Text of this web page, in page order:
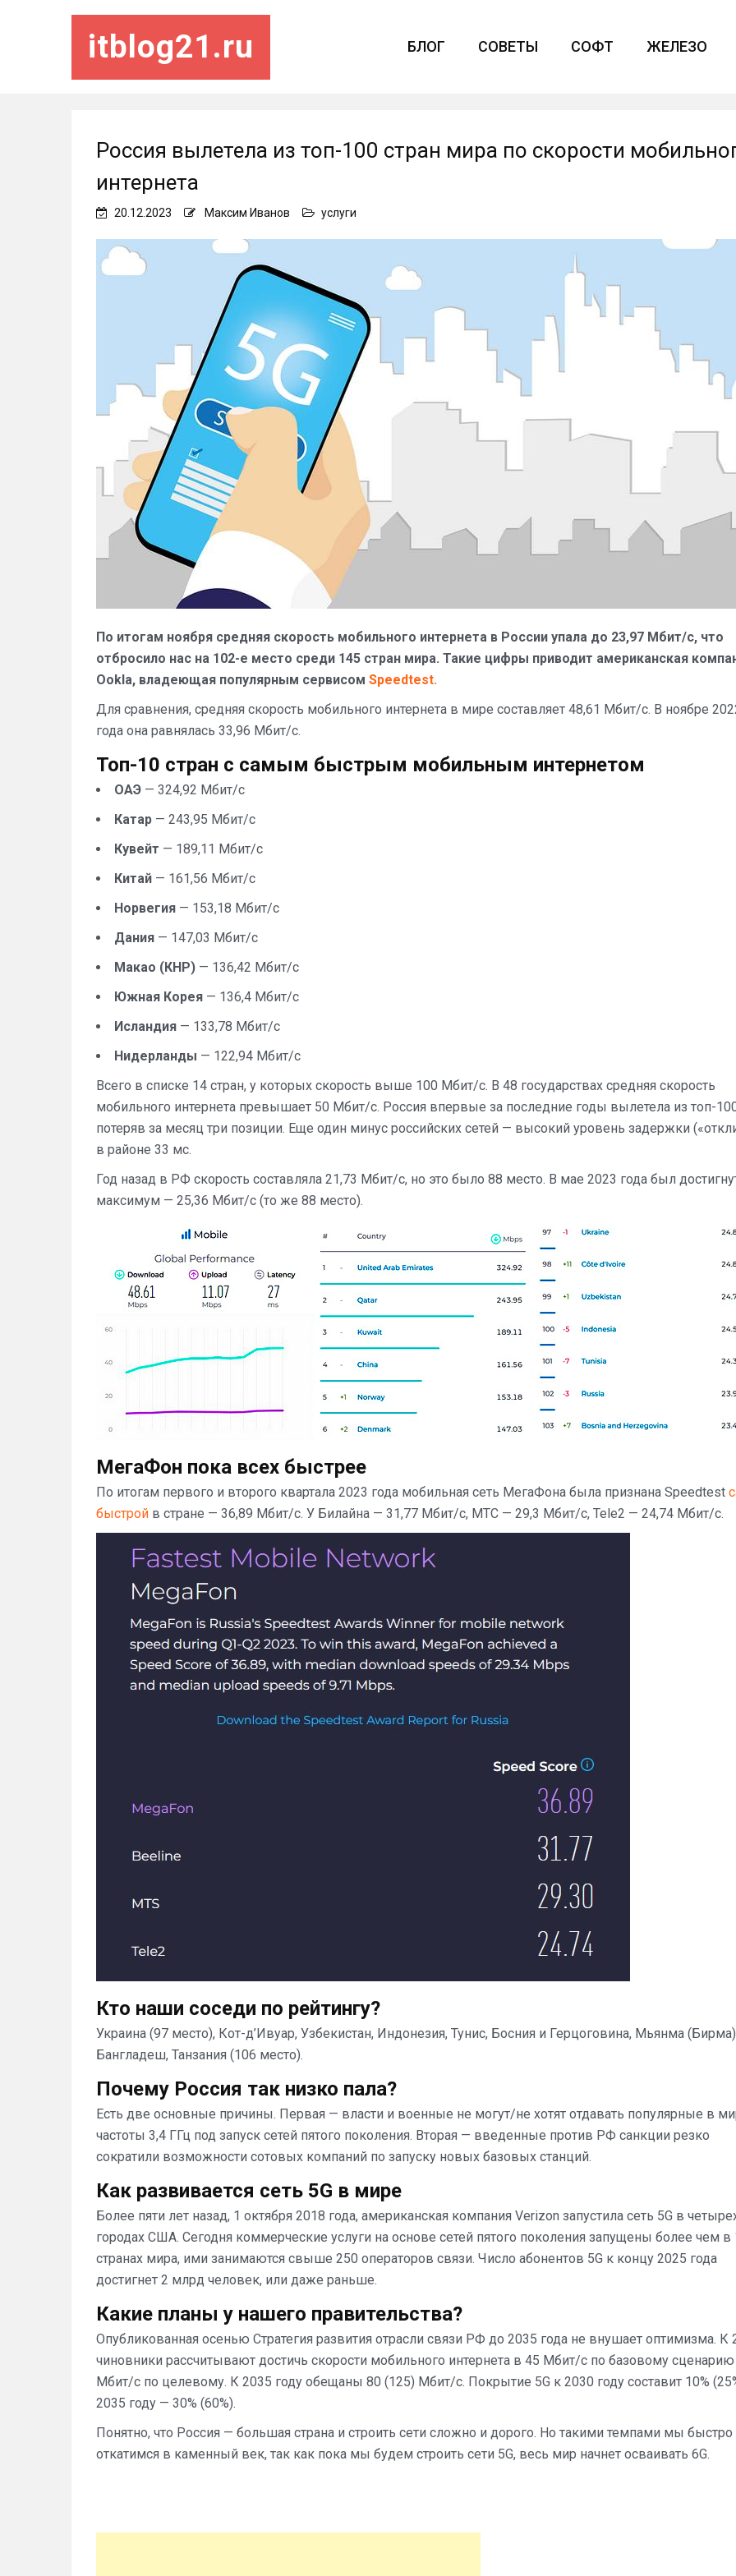
itblog21.ru БЛОГ СОВЕТЫ СОФТ ЖЕЛЕЗО
Россия вылетела из топ-100 стран мира по скорости
интернета
20.12.2023 Максим Иванов услуги
По итогам ноября средняя скорость мобильного интернета в России упала до 23,97 Мбит/с, что
отбросило нас на 102-е место среди 145 стран мира. Такие цифры приводит американская
Ookla, владеющая популярным сервисом Speedtest.
Для сравнения, средняя скорость мобильного интернета в мире составляет 48,61 Мбит/с. В ноябре
года она равнялась 33,96 Мбит/с.
Топ-10 стран с самым быстрым мобильным интернетом
ОАЭ — 324,92 Мбит/с
Катар — 243,95 Мбит/с
Кувейт — 189,11 Мбит/с
Китай — 161,56 Мбит/с
Норвегия — 153,18 Мбит/с
Дания — 147,03 Мбит/с
Макао (КНР) — 136,42 Мбит/с
Южная Корея — 136,4 Мбит/с
Исландия — 133,78 Мбит/с
Нидерланды — 122,94 Мбит/с
Всего в списке 14 стран, у которых скорость выше 100 Мбит/с. В 48 государствах средняя скорость
мобильного интернета превышает 50 Мбит/с. Россия впервые за последние годы вылетела из топ-
потеряв за месяц три позиции. Еще один минус российских сетей — высокий уровень задержки
в районе 33 мс.
Год назад в РФ скорость составляла 21,73 Мбит/с, но это было 88 место. В мае 2023 года был
максимум — 25,36 Мбит/с (то же 88 место).
МегаФон пока всех быстрее
По итогам первого и второго квартала 2023 года мобильная сеть МегаФона была признана Speedtest
быстрой в стране — 36,89 Мбит/с. У Билайна — 31,77 Мбит/с, МТС — 29,3 Мбит/с, Tele2 — 24,74 Мбит/с.
Кто наши соседи по рейтингу?
Украина (97 место), Кот-д’Ивуар, Узбекистан, Индонезия, Тунис, Босния и Герцоговина, Мьянма
Бангладеш, Танзания (106 место).
Почему Россия так низко пала?
Есть две основные причины. Первая — власти и военные не могут/не хотят отдавать популярные в
частоты 3,4 ГГц под запуск сетей пятого поколения. Вторая — введенные против РФ санкции резко
сократили возможности сотовых компаний по запуску новых базовых станций.
Как развивается сеть 5G в мире
Более пяти лет назад, 1 октября 2018 года, американская компания Verizon запустила сеть 5G в
городах США. Сегодня коммерческие услуги на основе сетей пятого поколения запущены более чем в
странах мира, ими занимаются свыше 250 операторов связи. Число абонентов 5G к концу 2025 года
достигнет 2 млрд человек, или даже раньше.
Какие планы у нашего правительства?
Опубликованная осенью Стратегия развития отрасли связи РФ до 2035 года не внушает оптимизма. К
чиновники рассчитывают достичь скорости мобильного интернета в 45 Мбит/с по базовому
Мбит/с по целевому. К 2035 году обещаны 80 (125) Мбит/с. Покрытие 5G к 2030 году составит 10%
2035 году — 30% (60%).
Понятно, что Россия — большая страна и строить сети сложно и дорого. Но такими темпами мы быстро
откатимся в каменный век, так как пока мы будем строить сети 5G, весь мир начнет осваивать 6G.